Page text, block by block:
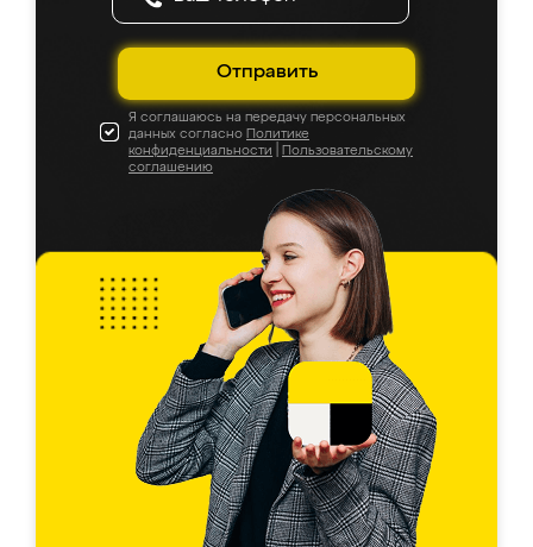
Отправить
Я соглашаюсь на передачу персональных
данных согласно Политике
конфиденциальности
Пользовательскому
соглашению